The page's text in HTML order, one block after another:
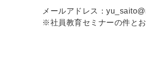
メールアドレス：
※社員教育セミナーの件とお